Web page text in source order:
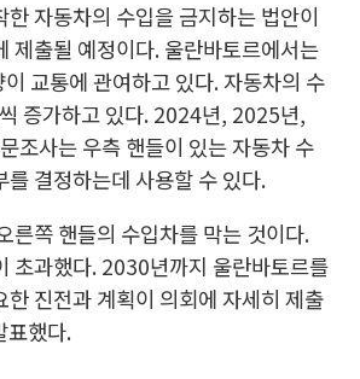
한 자동차의 수입을 금지하는 법안이
제출될 예정이다. 울란바토르에서는
교통에 관여하고 있다. 자동차의 수
증가하고 있다. 2024년, 2025년,
조사는 우측 핸들이 있는 자동차 수
를 결정하는데 사용할 수 있다.
른쪽 핸들의 수입차를 막는 것이다.
초과했다. 2030년까지 울란바토르를
한 진전과 계획이 의회에 자세히 제출
표했다.